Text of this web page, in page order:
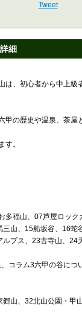
Tweet
細
、初心者から中上級
の歴史や温泉、茶屋
。
福山、07芦屋ロッ
山、15船坂谷、16
プス、23古寺山、
コラム3六甲の谷につ
山、32北山公園・甲